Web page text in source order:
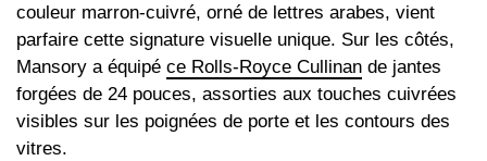
couleur marron-cuivré, orné de lettres arabes, vient
parfaire cette signature visuelle unique. Sur les côtés,
Mansory a équipé ce Rolls-Royce Cullinan de jantes
forgées de 24 pouces, assorties aux touches cuivrées
visibles sur les poignées de porte et les contours des
vitres.